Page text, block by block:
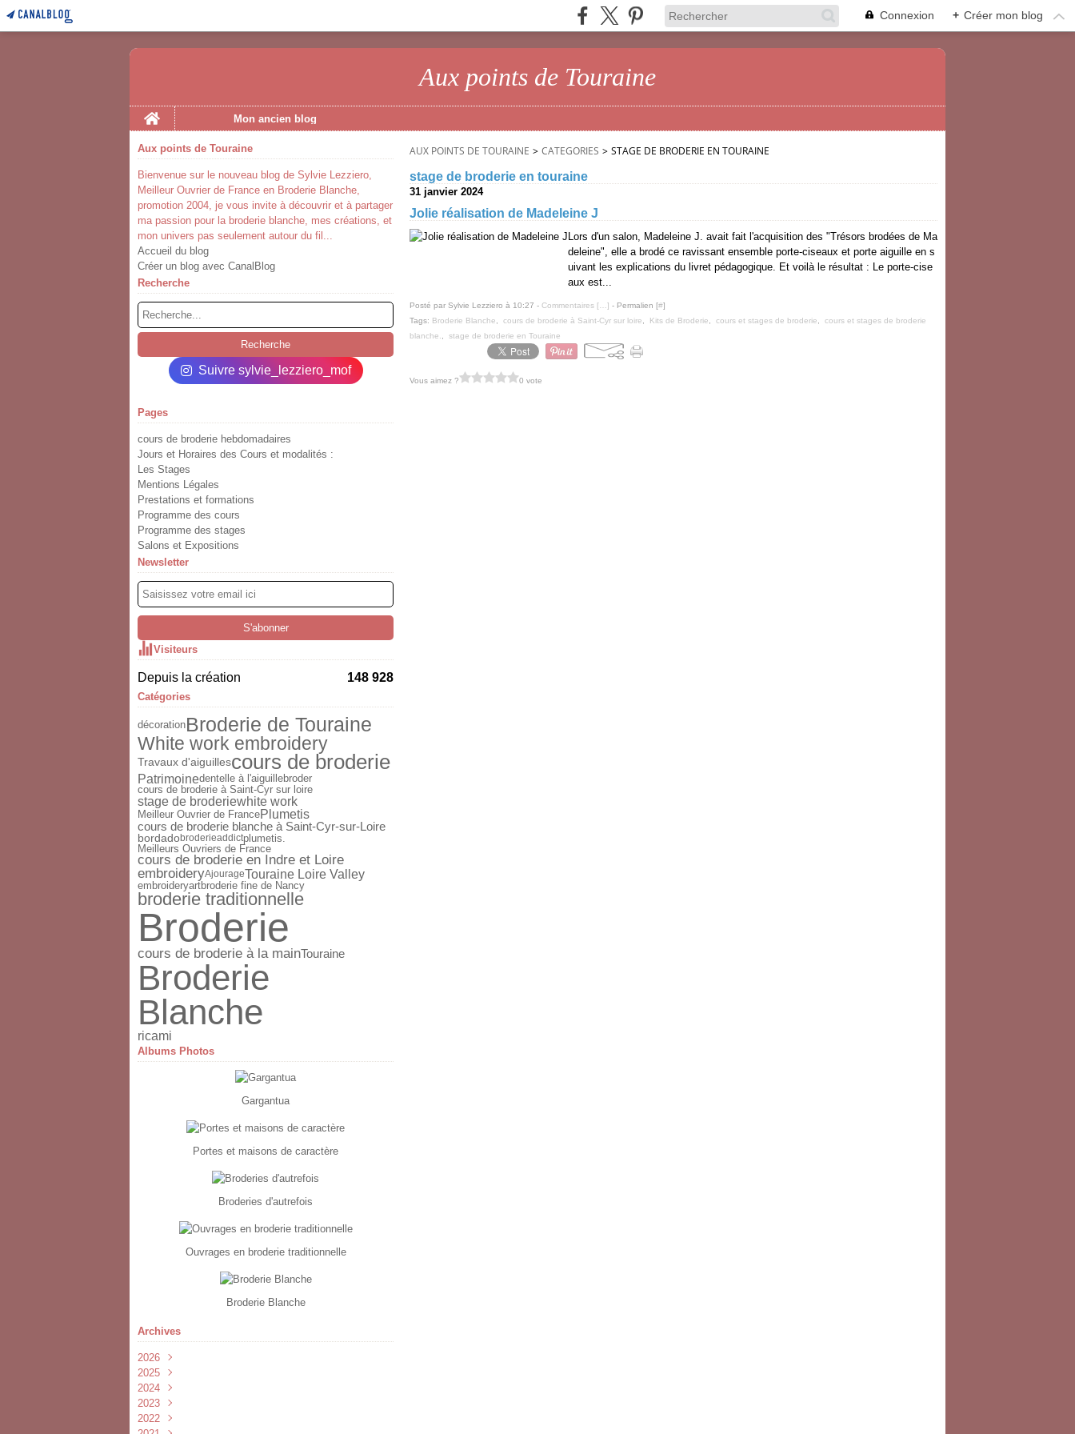
Connexion + Créer mon blog
Aux points de Touraine
Home
Mon ancien blog
Aux points de Touraine
Bienvenue sur le nouveau blog de Sylvie Lezziero,
Meilleur Ouvrier de France en Broderie Blanche,
promotion 2004, je vous invite à découvrir et à partager
ma passion pour la broderie blanche, mes créations, et
mon univers pas seulement autour du fil...
Accueil du blog
Créer un blog avec CanalBlog
Recherche
Suivre sylvie_lezziero_mof
Pages
cours de broderie hebdomadaires
Jours et Horaires des Cours et modalités :
Les Stages
Mentions Légales
Prestations et formations
Programme des cours
Programme des stages
Salons et Expositions
Newsletter
Visiteurs
Depuis la création 148 928
Catégories
décorationBroderie de Touraine
White work embroidery
Travaux d'aiguillescours de broderie
Patrimoinedentelle à l'aiguillebroder
cours de broderie à Saint-Cyr sur loire
stage de broderiewhite work
Meilleur Ouvrier de FrancePlumetis
cours de broderie blanche à Saint-Cyr-sur-Loire
bordadobroderieaddictplumetis.
Meilleurs Ouvriers de France
cours de broderie en Indre et Loire
embroideryAjourageTouraine Loire Valley
embroideryartbroderie fine de Nancy
broderie traditionnelle
Broderie
cours de broderie à la mainTouraine
Broderie
Blanche
ricami
Albums Photos
Gargantua
Portes et maisons de caractère
Broderies d'autrefois
Ouvrages en broderie traditionnelle
Broderie Blanche
Archives
2026
Février
Janvier
2025
Février
2024
Novembre
Septembre
2023
Juillet
2022
AUX POINTS DE TOURAINE > CATEGORIES > STAGE DE BRODERIE EN TOURAINE
stage de broderie en touraine
31 janvier 2024
Jolie réalisation de Madeleine J
Lors d'un salon, Madeleine J. avait fait l'acquisition des "Trésors brodées de Ma
deleine", elle a brodé ce ravissant ensemble porte-ciseaux et porte aiguille en s
uivant les explications du livret pédagogique. Et voilà le résultat : Le porte-cise
aux est...
Posté par Sylvie Lezziero à 10:27 - Commentaires [ ] - Permalien [#]
Tags: Broderie Blanche cours de broderie à Saint-Cyr sur loire Kits de Broderie cours et stages de broderie
cours et stages de broderie
blanche.
stage de broderie en Touraine
Vous aimez ? 0 vote